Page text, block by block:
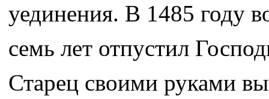
уединения. В 1485 году
семь лет отпустил
Старец своими руками